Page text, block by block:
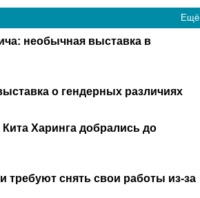
Ещё
необычная выставка в
о гендерных различиях
Харинга добрались до
требуют снять свои работы из-за